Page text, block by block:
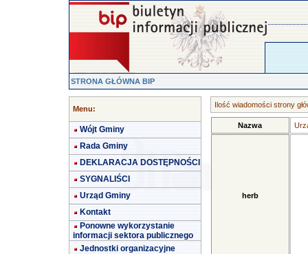
STRONA GŁÓWNA BIP
Menu:
Wójt Gminy
Rada Gminy
DEKLARACJA DOSTĘPNOŚCI
SYGNALIŚCI
Urząd Gminy
Kontakt
Ponowne wykorzystanie
informacji sektora publicznego
Jednostki organizacyjne
Ilość wiadomości strony
Nazwa
herb